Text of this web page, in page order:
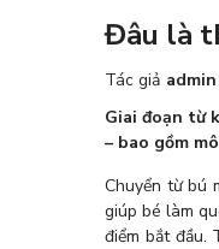
Đâu là
Tác giả
Giai đoạn từ
– bao gồm
Chuyển từ bú
giúp bé làm
điểm bắt đầu.